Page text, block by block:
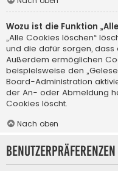
Wozu ist die Funktion
„Alle Cookies löschen“
und die dafür sorgen,
Außerdem ermöglichen
beispielsweise den
Board-Administration
der An- oder Abmeldung
Cookies löscht.
Nach oben